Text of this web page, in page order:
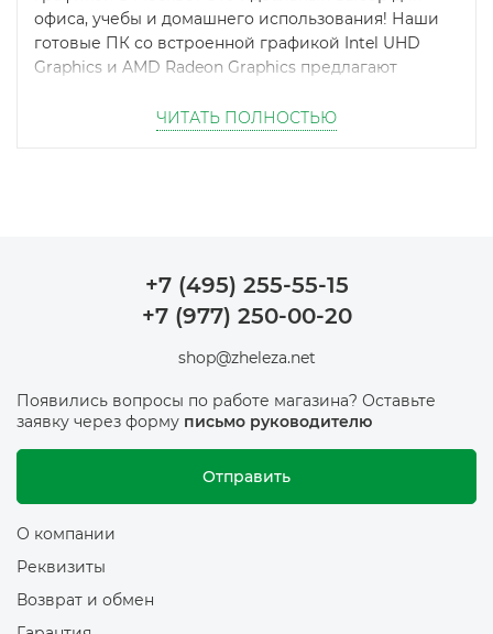
офиса, учебы и домашнего использования! Наши
готовые ПК со встроенной графикой Intel UHD
Graphics и AMD Radeon Graphics предлагают
переплаты за дискретную видеокарту.
Экономия - значительная экономия без покупки
дискретной видеокарты
Энергоэффективность - низкое
энергопотребление и минимальные счета за
электричество
Компактность - возможность использования в slim-
корпусах
Производительность для повседневных задач:
ЧИТАТЬ ПОЛНОСТЬЮ
+7 (495) 255-55-15
+7 (977) 250-00-20
shop@zheleza.net
Появились вопросы по работе магазина? Оставьте
заявку через форму письмо руководителю
Отправить
О компании
Реквизиты
Возврат и обмен